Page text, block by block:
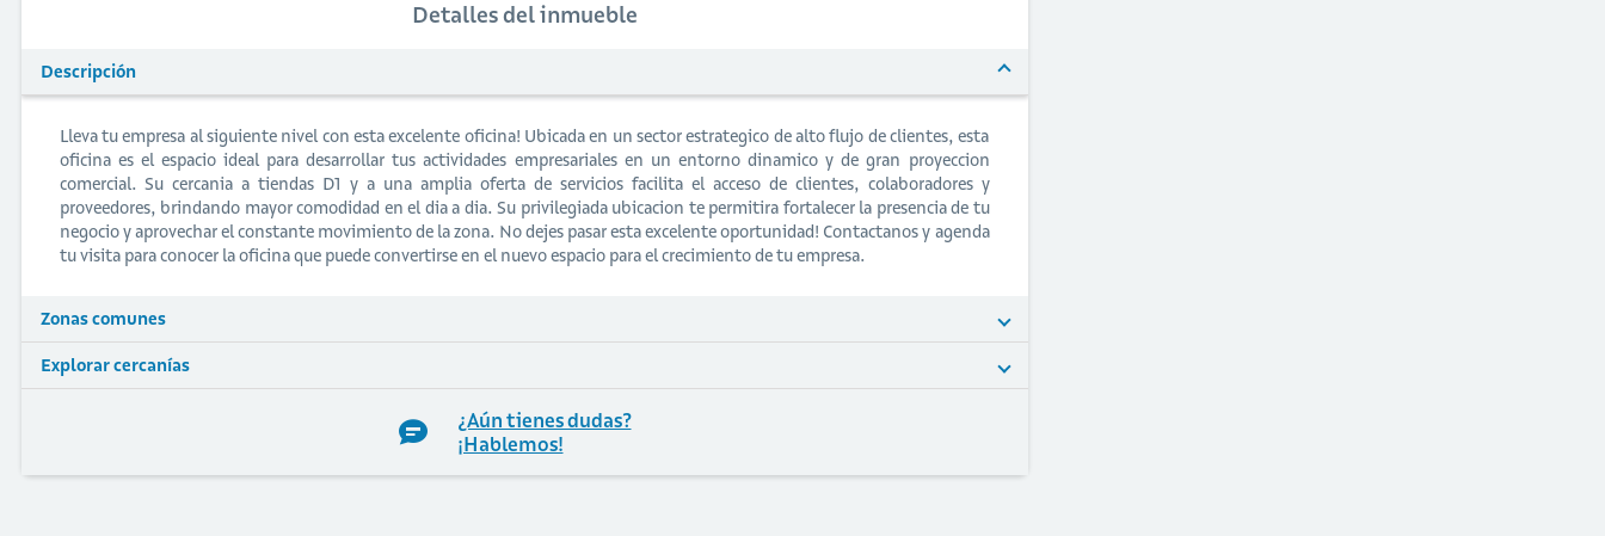
Detalles del inmueble
Descripción
Lleva tu empresa al siguiente nivel con esta excelente oficina! Ubicada en un sector estrategico de alto flujo de clientes, esta
oficina es el espacio ideal para desarrollar tus actividades empresariales en un entorno dinamico y de gran proyeccion
comercial. Su cercania a tiendas D1 y a una amplia oferta de servicios facilita el acceso de clientes, colaboradores y
proveedores, brindando mayor comodidad en el dia a dia. Su privilegiada ubicacion te permitira fortalecer la presencia de tu
negocio y aprovechar el constante movimiento de la zona. No dejes pasar esta excelente oportunidad! Contactanos y agenda
tu visita para conocer la oficina que puede convertirse en el nuevo espacio para el crecimiento de tu empresa.
Zonas comunes
Explorar cercanías
¿Aún tienes dudas?
¡Hablemos!